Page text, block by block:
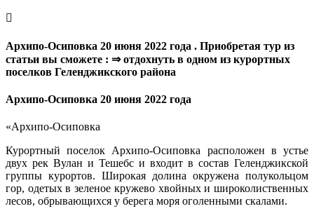
Архипо-Осиповка 20 июня 2022 года . Приобретая тур из
статьи вы сможете : ⇒ отдохнуть в одном из курортных
поселков Геленджикского района
Архипо-Осиповка 20 июня 2022 года
«Архипо-Осиповка
Курортный поселок Архипо-Осиповка расположен в устье
двух рек Вулан и Тешебс и входит в состав Геленджикской
группы курортов. Широкая долина окружена полукольцом
гор, одетых в зеленое кружево хвойных и широколиственных
лесов, обрывающихся у берега моря оголенными скалами.